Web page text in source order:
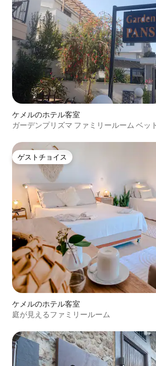
ケメルのホテル客室
ガーデンプリズマ ファミリールーム ベッ
ゲストチョイス
ゲストチョイス
ケメルのホテル客室
庭が見えるファミリールーム